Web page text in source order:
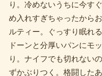
り。冷めないうちに今す
め入れすぎちゃったから
ルティー。ぐっすり眠れる
ドーンと分厚いパンにモ
り。ナイフでも切れない
ずかぶりつく。格闘した